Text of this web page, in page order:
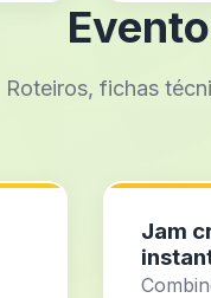
Roteiros, fichas
Jam